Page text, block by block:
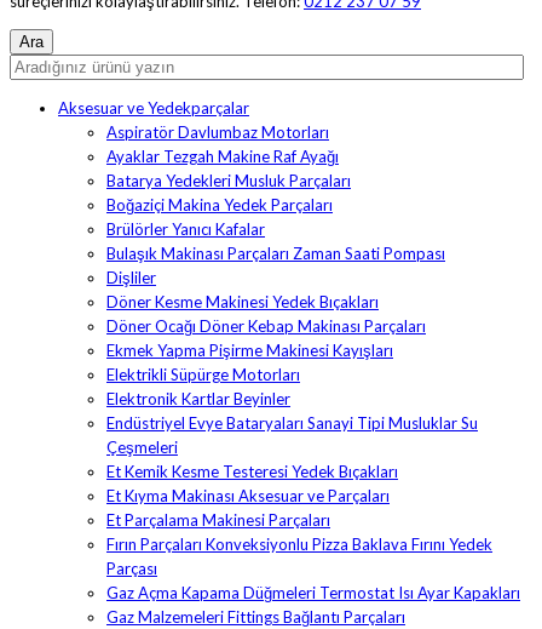
Aksesuar ve Yedekparçalar
Aspiratör Davlumbaz Motorları
Ayaklar Tezgah Makine Raf Ayağı
Batarya Yedekleri Musluk Parçaları
Boğaziçi Makina Yedek Parçaları
Brülörler Yanıcı Kafalar
Bulaşık Makinası Parçaları Zaman Saati Pompası
Dişliler
Döner Kesme Makinesi Yedek Bıçakları
Döner Ocağı Döner Kebap Makinası Parçaları
Ekmek Yapma Pişirme Makinesi Kayışları
Elektrikli Süpürge Motorları
Elektronik Kartlar Beyinler
Endüstriyel Evye Bataryaları Sanayi Tipi Musluklar Su
Çeşmeleri
Et Kemik Kesme Testeresi Yedek Bıçakları
Et Kıyma Makinası Aksesuar ve Parçaları
Et Parçalama Makinesi Parçaları
Fırın Parçaları Konveksiyonlu Pizza Baklava Fırını Yedek
Parçası
Gaz Açma Kapama Düğmeleri Termostat Isı Ayar Kapakları
Gaz Malzemeleri Fittings Bağlantı Parçaları